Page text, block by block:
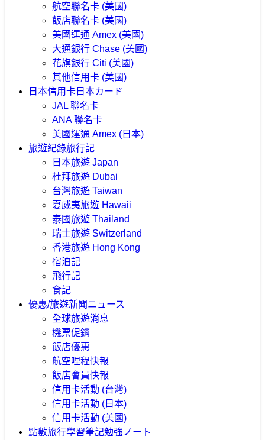
航空聯名卡 (美國)
飯店聯名卡 (美國)
美國運通 Amex (美國)
大通銀行 Chase (美國)
花旗銀行 Citi (美國)
其他信用卡 (美國)
日本信用卡 日本カード
JAL 聯名卡
ANA 聯名卡
美國運通 Amex (日本)
旅遊紀錄旅行記
日本旅遊 Japan
杜拜旅遊 Dubai
台灣旅遊 Taiwan
夏威夷旅遊 Hawaii
泰國旅遊 Thailand
瑞士旅遊 Switzerland
香港旅遊 Hong Kong
宿泊記
飛行記
食記
優惠/旅遊新聞ニュース
全球旅遊消息
機票促銷
飯店優惠
航空哩程快報
飯店會員快報
信用卡活動 (台灣)
信用卡活動 (日本)
信用卡活動 (美國)
點數旅行學習筆記勉強ノート